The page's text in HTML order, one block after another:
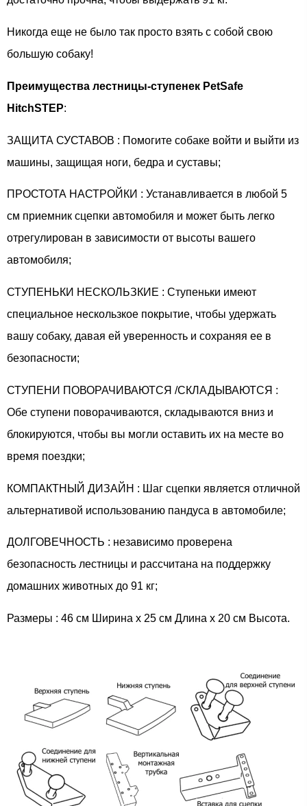
Никогда еще не было так просто взять с собой свою
большую собаку!
Преимущества лестницы-ступенек PetSafe
HitchSTEP:
ЗАЩИТА СУСТАВОВ : Помогите собаке войти и выйти из
машины, защищая ноги, бедра и суставы;
ПРОСТОТА НАСТРОЙКИ : Устанавливается в любой 5
см приемник сцепки автомобиля и может быть легко
отрегулирован в зависимости от высоты вашего
автомобиля;
СТУПЕНЬКИ НЕСКОЛЬЗКИЕ : Ступеньки имеют
специальное нескользкое покрытие, чтобы удержать
вашу собаку, давая ей уверенность и сохраняя ее в
безопасности;
СТУПЕНИ ПОВОРАЧИВАЮТСЯ /СКЛАДЫВАЮТСЯ :
Обе ступени поворачиваются, складываются вниз и
блокируются, чтобы вы могли оставить их на месте во
время поездки;
КОМПАКТНЫЙ ДИЗАЙН : Шаг сцепки является отличной
альтернативой использованию пандуса в автомобиле;
ДОЛГОВЕЧНОСТЬ : независимо проверена
безопасность лестницы и рассчитана на поддержку
домашних животных до 91 кг;
Размеры : 46 см Ширина х 25 см Длина х 20 см Высота.